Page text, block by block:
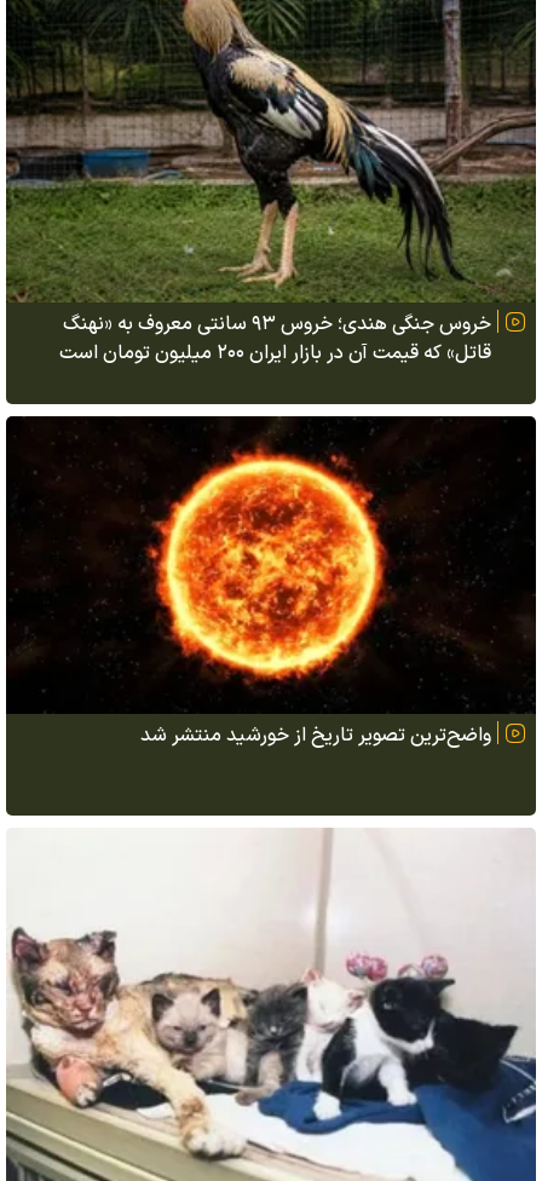
خروس جنگی هندی؛ خروس ۹۳ سانتی معروف به «نهنگ
قاتل» که قیمت آن در بازار ایران ۲۰۰ میلیون تومان است
واضح‌ترین تصویر تاریخ از خورشید منتشر شد